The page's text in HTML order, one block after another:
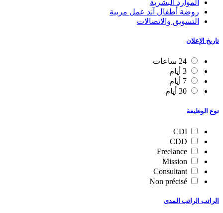
الموارد البشرية
روضة أطفال آند عمل مربية
التسويق والاتصالات
تاريخ الإعلان
24 ساعات
3 أيام
7 أيام
30 أيام
نوع الوظيفة
CDI
CDD
Freelance
Mission
Consultant
Non précisé
الراتب الراتب المدى